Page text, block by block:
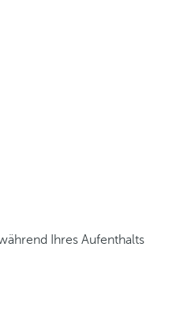
Ihres Aufenthalts